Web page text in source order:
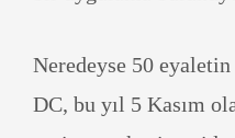
Neredeyse 50
DC, bu yıl 5 Kasım